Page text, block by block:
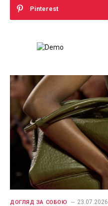
Pinterest
ДОГЛЯД ЗА СОБОЮ 23.07.2026